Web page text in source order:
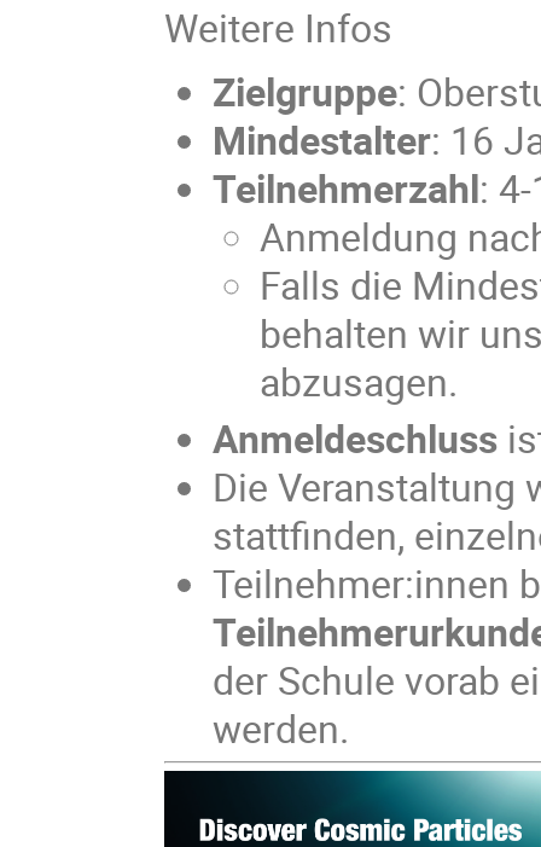
Weitere Infos
Zielgruppe:
Mindestalter: 16
Teilnehmerzahl:
Anmeldung
Falls die
behalten wir
abzusagen.
Anmeldeschluss
Die Veranstaltung
stattfinden,
Teilnehmer:innen
der Schule vorab
werden.